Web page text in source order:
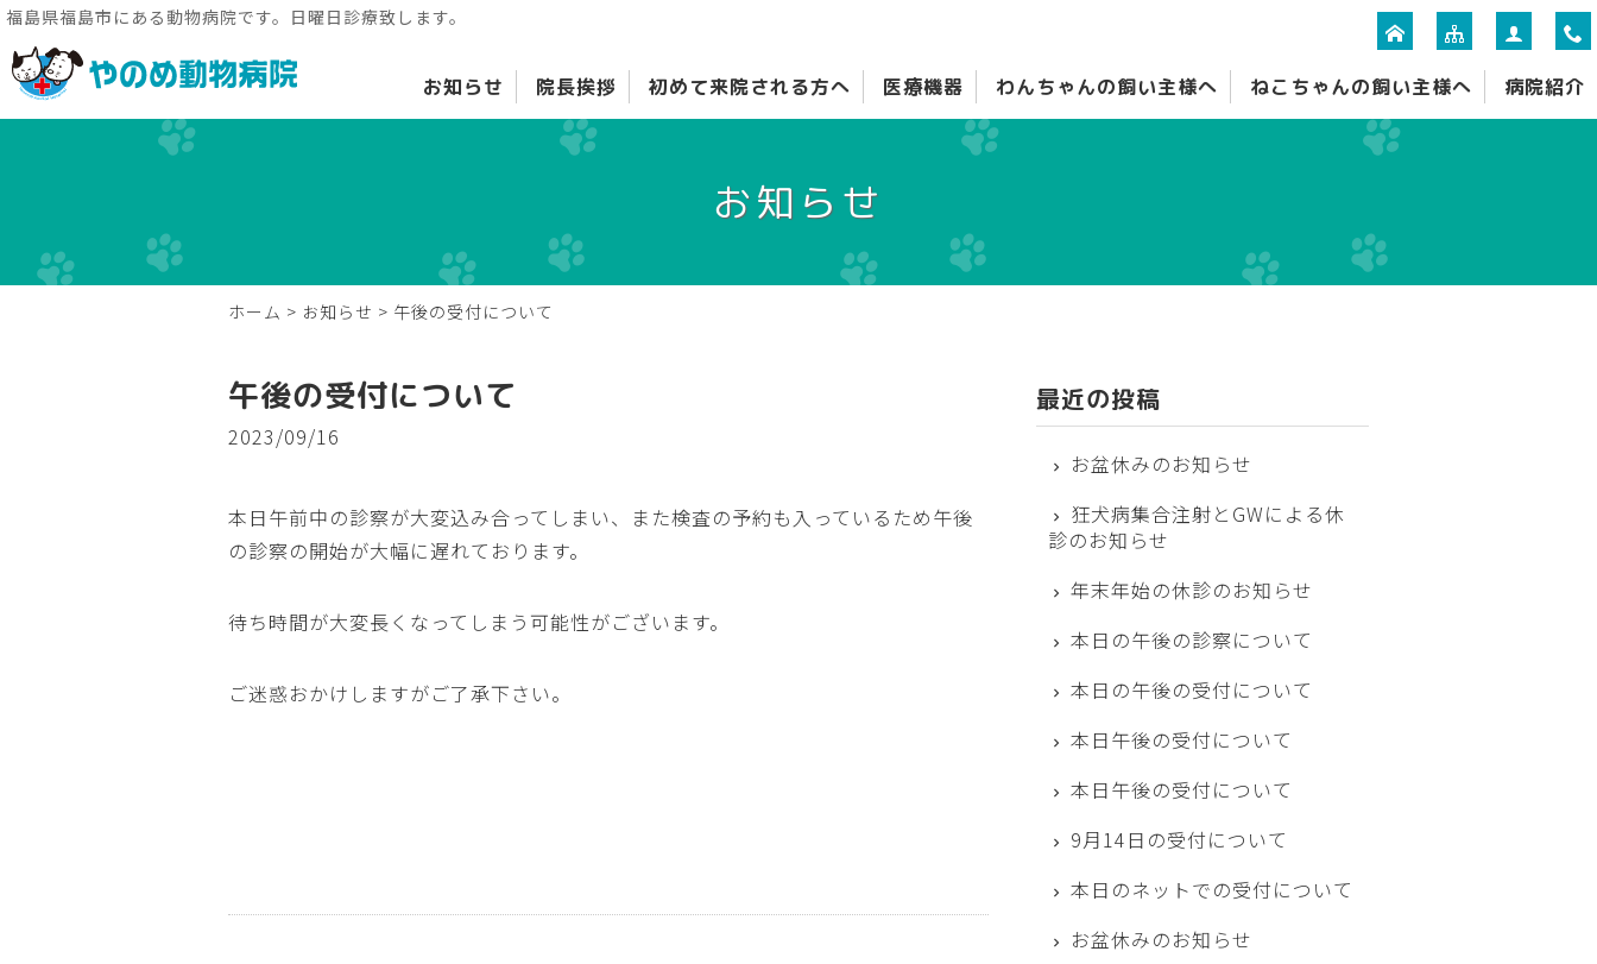
福島県福島市にある動物病院です。日曜日診療致します。
お知らせ 院長挨拶 初めて来院される方へ 医療機器 わんちゃんの飼い主様へ ねこちゃんの飼い主様へ 病院紹介
お知らせ
ホーム > お知らせ > 午後の受付について
午後の受付について
2023/09/16
本日午前中の診察が大変込み合ってしまい、また検査の予約も入っているため午後
の診察の開始が大幅に遅れております。
待ち時間が大変長くなってしまう可能性がございます。
ご迷惑おかけしますがご了承下さい。
最近の投稿
お盆休みのお知らせ
狂犬病集合注射とGWによる休
診のお知らせ
年末年始の休診のお知らせ
本日の午後の診察について
本日の午後の受付について
本日午後の受付について
本日午後の受付について
9月14日の受付について
本日のネットでの受付について
お盆休みのお知らせ